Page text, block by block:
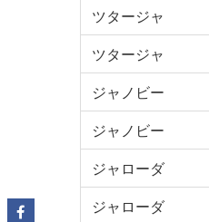
ツタージャ
ツタージャ
ジャノビー
ジャノビー
ジャローダ
ジャローダ